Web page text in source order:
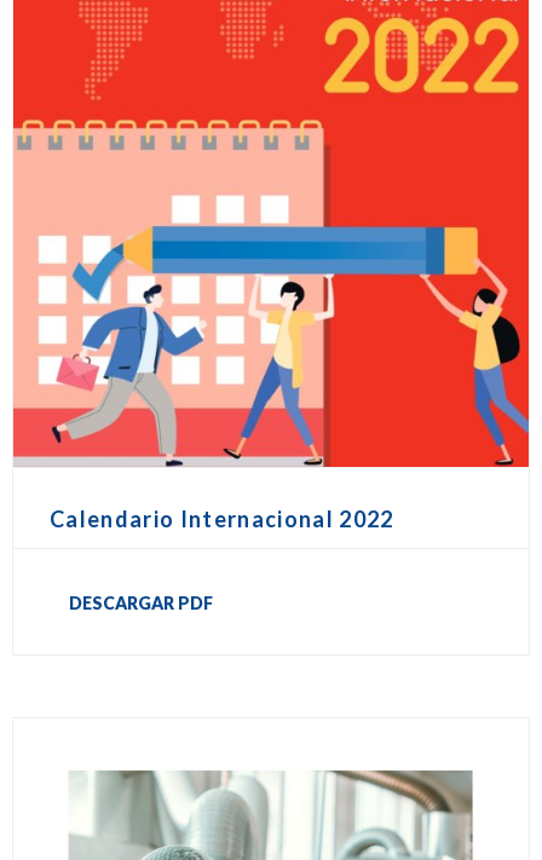
Calendario Internacional 2022
DESCARGAR PDF